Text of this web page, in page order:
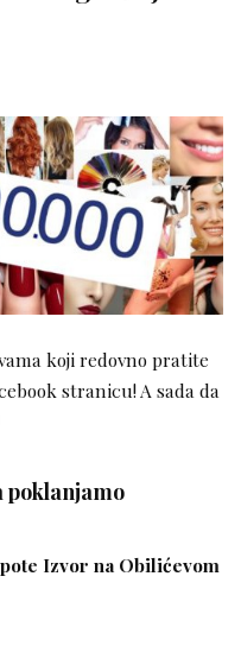
koji redovno pratite
stranicu! A sada da
poklanjamo
Izvor na Obilićevom